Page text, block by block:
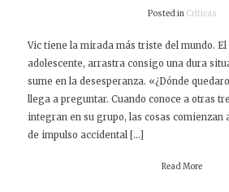
Posted in Críticas
Vic tiene la mirada más triste del mundo. El
adolescente, arrastra consigo una dura
sume en la desesperanza. «¿Dónde
llega a preguntar. Cuando conoce a otras
integran en su grupo, las cosas comienzan
de impulso accidental […]
Read More